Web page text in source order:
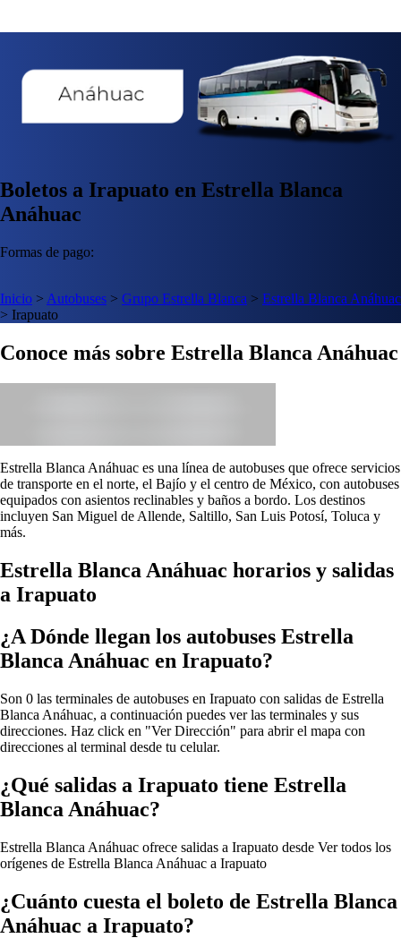
Boletos a Irapuato en Estrella Blanca
Anáhuac
Formas de pago:
Inicio > Autobuses > Grupo Estrella Blanca > Estrella Blanca Anáhuac
> Irapuato
Conoce más sobre Estrella Blanca Anáhuac
Estrella Blanca Anáhuac es una línea de autobuses que ofrece servicios
de transporte en el norte, el Bajío y el centro de México, con autobuses
equipados con asientos reclinables y baños a bordo. Los destinos
incluyen San Miguel de Allende, Saltillo, San Luis Potosí, Toluca y
más.
Estrella Blanca Anáhuac horarios y salidas
a Irapuato
¿A Dónde llegan los autobuses Estrella
Blanca Anáhuac en Irapuato?
Son 0 las terminales de autobuses en Irapuato con salidas de Estrella
Blanca Anáhuac, a continuación puedes ver las terminales y sus
direcciones. Haz click en "Ver Dirección" para abrir el mapa con
direcciones al terminal desde tu celular.
¿Qué salidas a Irapuato tiene Estrella
Blanca Anáhuac?
Estrella Blanca Anáhuac ofrece salidas a Irapuato desde Ver todos los
orígenes de Estrella Blanca Anáhuac a Irapuato
¿Cuánto cuesta el boleto de Estrella Blanca
Anáhuac a Irapuato?